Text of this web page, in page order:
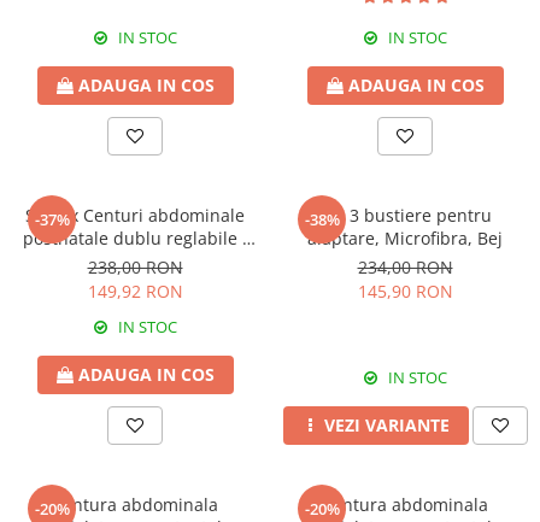
IN STOC
ADAUGA IN COS
IN STOC
ADAUGA IN COS
-37%
Set 2 x Centuri abdominale
postnatale dublu reglabile -
Black
238,00 RON
149,92 RON
IN STOC
ADAUGA IN COS
-38%
Set 3 bustiere pentru
alaptare, Microfibra, Bej
234,00 RON
145,90 RON
IN STOC
VEZI VARIANTE
-20%Centura abdominala
-20%Centura abdominala